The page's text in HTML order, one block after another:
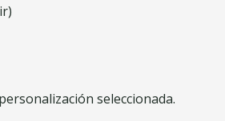
seleccionada.